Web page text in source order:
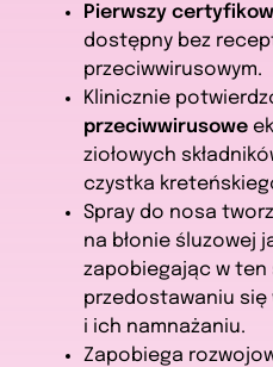
Pierwszy
dostępny bez
przeciwwirusowym.
Klinicznie
przeciwwirusowe
ziołowych
czystka
Spray do nosa
na błonie śluzowej
zapobiegając w ten
przedostawaniu się
i ich namnażaniu.
Zapobiega